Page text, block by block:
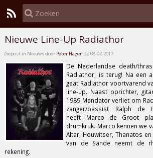
Nieuwe Line-Up Radiathor
Gepost in Nieuws door Peter Hagen op 08-02-2017
De Nederlandse death/
Radiathor , is terug! Na een
gaat Radiathor voortvarend
line-up. Naast oprichter,
1989 Mandatorverliet om
zanger/bassist Ralph de
heeft Marco de Groot
drumkruk. Marco kennen we
Altar, Houwitser, Thanatos
van de Sande neemt de
rekening.